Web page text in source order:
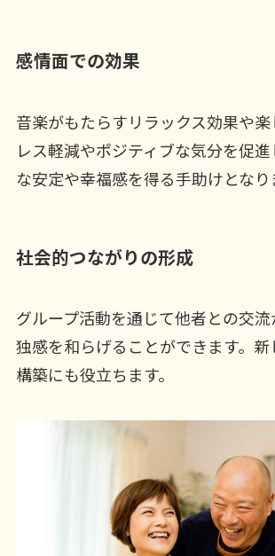
感情面での効果
音楽がもたらすリラックス効果や
レス軽減やポジティブな気分を促
な安定や幸福感を得る手助けとなり
社会的つながりの形成
グループ活動を通じて他者との交
独感を和らげることができます。
構築にも役立ちます。